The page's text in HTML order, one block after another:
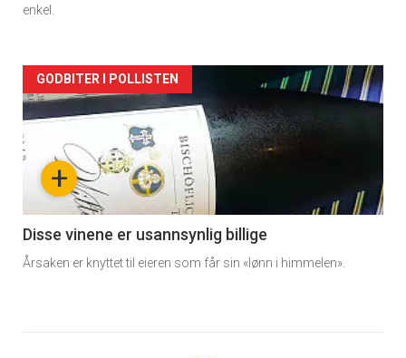
enkel.
Forsiden
akkurat
nå
6
+
GODBITER I POLLISTEN
Disse vinene er usannsynlig billige
Årsaken er knyttet til eieren som får sin «lønn i himmelen».